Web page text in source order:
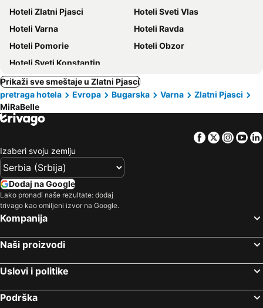
Hoteli Zlatni Pjasci
Hoteli Sveti Vlas
Hoteli Varna
Hoteli Ravda
Hoteli Pomorie
Hoteli Obzor
Hoteli Sveti Konstantin
Prikaži sve smeštaje u Zlatni Pjasci
pretraga hotela
Evropa Bugarska Varna
Zlatni Pjasci
MiRaBelle
Facebook
Twitter
Izaberi svoju zemlju
Dodaj na Google
Lako pronađi naše rezultate: dodaj
trivago kao omiljeni izvor na Google.
Kompanija
Naši proizvodi
Uslovi i politike
Podrška